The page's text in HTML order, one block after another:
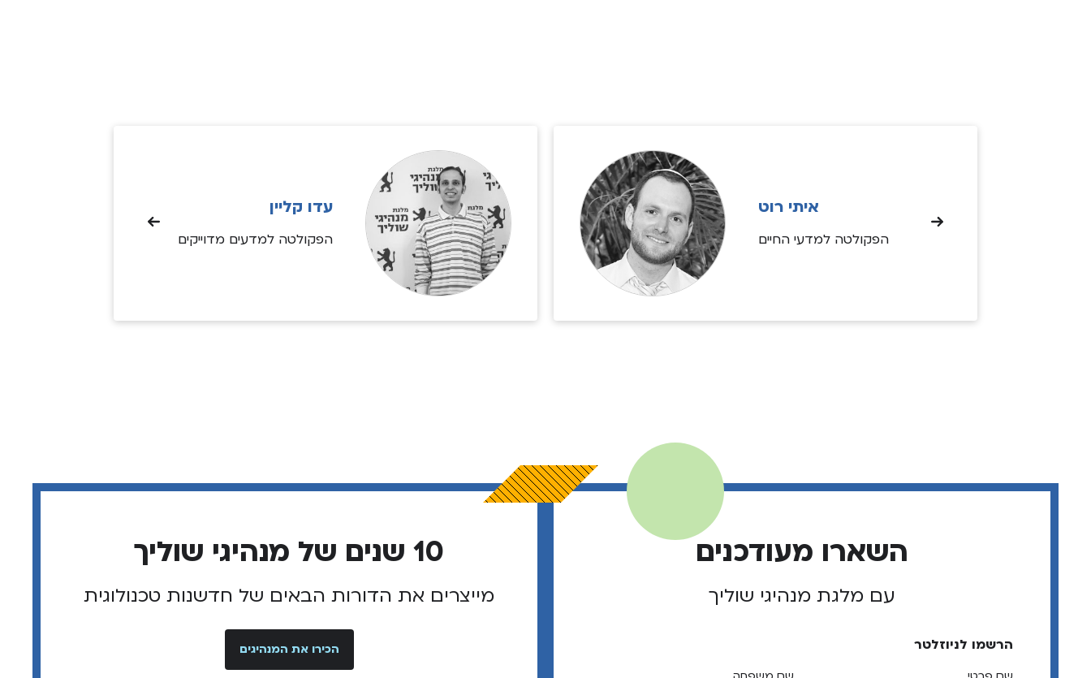
איתי רוט
הפקולטה למדעי החיים
עדו קליין
הפקולטה למדעים מדוייקים
השארו מעודכנים
עם מלגת מנהיגי שוליך
הרשמו לניוזלטר
10 שנים של מנהיגי שוליך
מייצרים את הדורות הבאים של חדשנות טכנולוגית
הכירו את המנהיגים